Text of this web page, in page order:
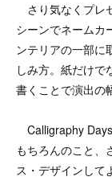
さり気なくプレ
シーンでネームカ
ンテリアの一部に
しみ方。紙だけで
書くことで演出の
Calligraphy
もちろんのこと、
ス・デザインして